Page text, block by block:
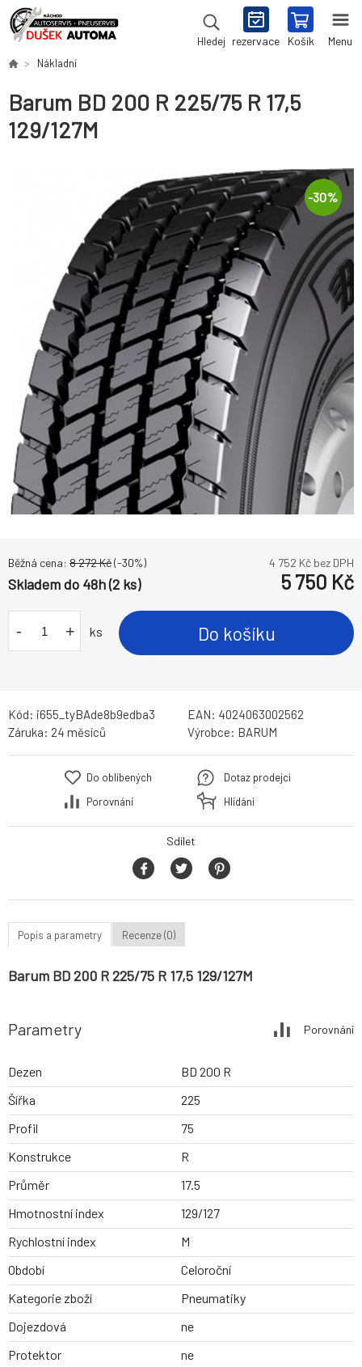
Hledej rezervace Košík Menu
Nákladní
Barum BD 200 R 225/75 R 17,5
129/127M
-30%
Běžná cena: 8 272Kč(-30%) 4 752 Kč bez DPH
Skladem do 48h (2 ks) 5 750 Kč
- + ks Do košíku
Kód: i655_tyBAde8b9edba3 EAN: 4024063002562
Záruka: 24 měsíců Výrobce: BARUM
Do oblíbených
Porovnání
Dotaz prodejci
Hlídání
Sdílet
Popis a parametry Recenze (0)
Barum BD 200 R 225/75 R 17,5 129/127M
Parametry Porovnání
Dezen
BD 200 R
Šířka
225
Profil
75
Konstrukce
R
Průměr
17.5
Hmotnostní index
129/127
Rychlostní index
M
Období
Celoroční
Kategorie zboží
Pneumatiky
Dojezdová
ne
Protektor
ne